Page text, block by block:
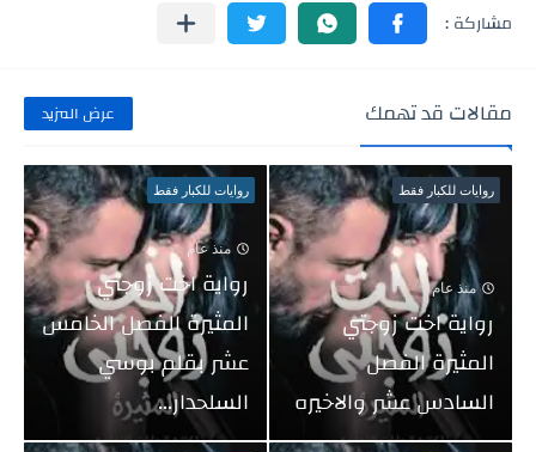
مقالات قد تهمك عرض المزيد
روايات للكبار فقط
منذ عام
رواية اخت زوجتي
المثيرة الفصل
السادس عشر والاخيره
روايات للكبار فقط
منذ عام
رواية اخت زوجتي
المثيرة الفصل الخامس
عشر بقلم بوسي
السلحدار...